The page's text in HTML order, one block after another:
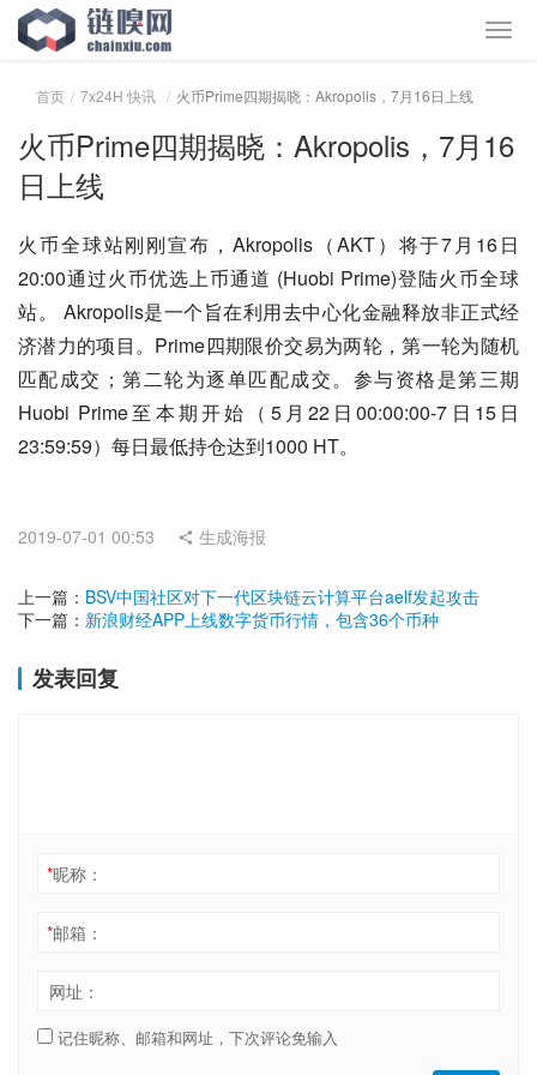
首页 7x24H 快讯 火币Prime四期揭晓：Akropolis，7月16日上线
火币Prime四期揭晓：Akropolis，7月16
日上线
火币全球站刚刚宣布，Akropolis（AKT）将于7月16日
20:00通过火币优选上币通道 (Huobi Prime)登陆火币全球
站。 Akropolis是一个旨在利用去中心化金融释放非正式经
济潜力的项目。Prime四期限价交易为两轮，第一轮为随机
匹配成交；第二轮为逐单匹配成交。参与资格是第三期
Huobi Prime至本期开始（5月22日00:00:00-7日15日
23:59:59）每日最低持仓达到1000 HT。
2019-07-01 00:53 生成海报
上一篇： BSV中国社区对下一代区块链云计算平台aelf发起攻击
下一篇： 新浪财经APP上线数字货币行情，包含36个币种
发表回复
*昵称：
*邮箱：
网址：
记住昵称、邮箱和网址，下次评论免输入